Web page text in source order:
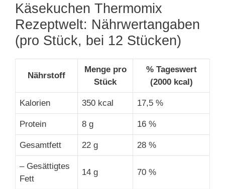
Käsekuchen Thermomix
Rezeptwelt: Nährwertangaben
(pro Stück, bei 12 Stücken)
Nährstoff
Menge pro
Stück
% Tageswert
(2000 kcal)
Kalorien 350 kcal 17,5 %
Protein 8 g 16 %
Gesamtfett 22 g 28 %
– Gesättigtes
Fett
14 g 70 %